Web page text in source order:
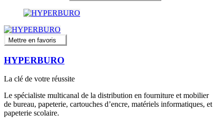
Mettre en favoris
HYPERBURO
La clé de votre réussite
Le spécialiste multicanal de la distribution en fourniture et mobilier
de bureau, papeterie, cartouches d’encre, matériels informatiques, et
papeterie scolaire.